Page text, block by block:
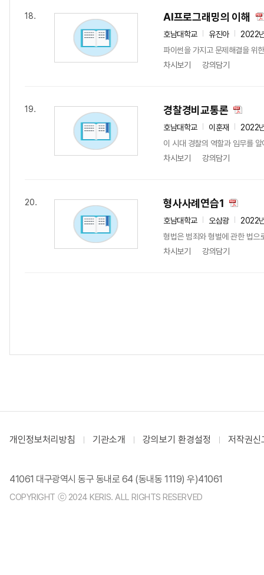
18. AI프로그래밍의 이해
호남대학교 유진아
2022
파이썬을 가지고 문제해결을 위
차시보기
강의담기
19. 경찰경비교통론
호남대학교 이훈재
2022
이 시대 경찰의 역할과 임무를
차시보기
강의담기
20. 형사사례연습1
호남대학교 오삼광
2022
형법은 범죄와 형벌에 관한 법으
차시보기
강의담기
개인정보처리방침 기관소개 강의보기 환경설정 저작권신
41061 대구광역시 동구 동내로 64 (동내동 1119) 우)41061
COPYRIGHT ⓒ 2024 KERIS. ALL RIGHTS RESERVED